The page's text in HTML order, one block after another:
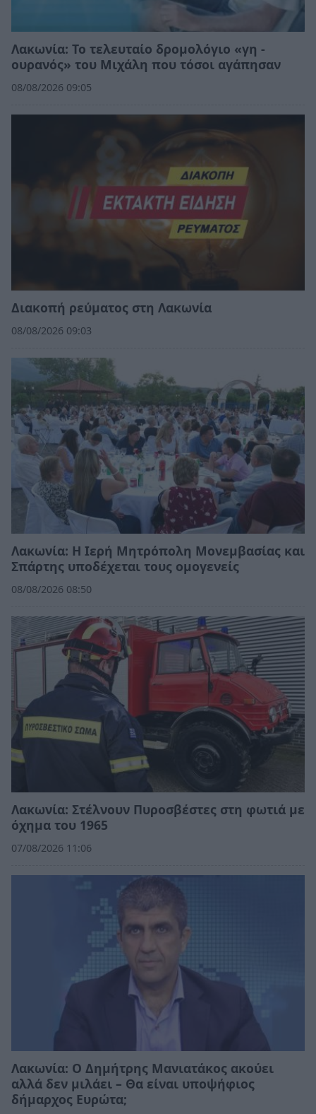
Λακωνία: Το τελευταίο δρομολόγιο «γη -
ουρανός» του Μιχάλη που τόσοι αγάπησαν
08/08/2026 09:05
Διακοπή ρεύματος στη Λακωνία
08/08/2026 09:03
Λακωνία: Η Ιερή Μητρόπολη Μονεμβασίας και
Σπάρτης υποδέχεται τους ομογενείς
08/08/2026 08:50
Λακωνία: Στέλνουν Πυροσβέστες στη φωτιά με
όχημα του 1965
07/08/2026 11:06
Λακωνία: Ο Δημήτρης Μανιατάκος ακούει
αλλά δεν μιλάει – Θα είναι υποψήφιος
δήμαρχος Ευρώτα;